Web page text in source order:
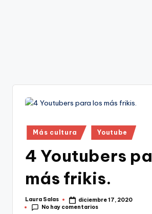
Publicado
en
Más cultura Youtube
4 Youtubers
más frikis.
Publicado
por
Laura Salas
diciembre 17, 2020
No hay comentarios